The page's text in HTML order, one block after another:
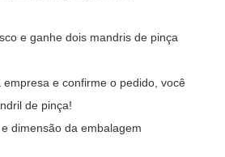
e ganhe dois mandris de pinça
e confirme o pedido, você
de pinça!
dimensão da embalagem